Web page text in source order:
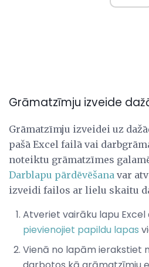
Grāmatzīmju izveide
Grāmatzīmju izveidei uz
pašā Excel failā vai
noteiktu grāmatzīmes
Darblapu pārdēvēšana var
izveidi failos ar lielu skaitu
Atveriet vairāku lapu
pievienojiet papildu lapas
Vienā no lapām ierakstiet